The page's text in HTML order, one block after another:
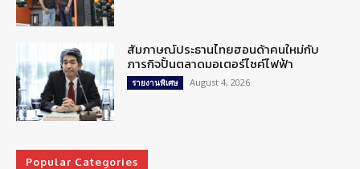
สัมภาษณ์ประธานไทยฮอนด้าคนใหม่กับ
ภารกิจปั้นตลาดมอเตอร์ไซค์ไฟฟ้า
รายงานพิเศษ August 4, 2026
Popular Categories